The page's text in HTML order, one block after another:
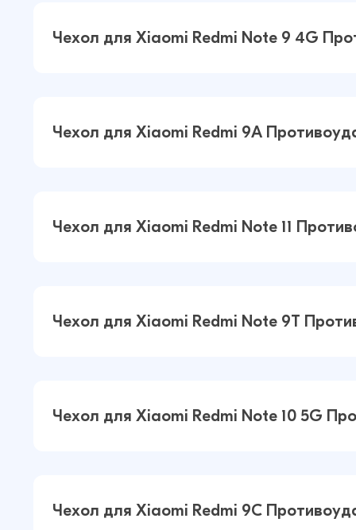
Противоударный пластик+силикон
Чехол для Xiaomi Redmi Note 9 4G
Противоударный пластик+силикон
Чехол для Xiaomi Redmi 9A
Противоударный пластик+силикон
Чехол для Xiaomi Redmi Note 11
Противоударный пластик+силикон
Чехол для Xiaomi Redmi Note 9T
Противоударный пластик+силикон
Чехол для Xiaomi Redmi Note 10 5G
Противоударный пластик+силикон
Чехол для Xiaomi Redmi 9C